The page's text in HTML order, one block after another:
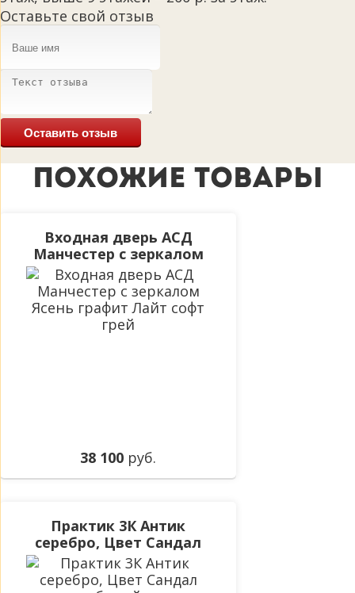
Оставьте свой отзыв
Оставить отзыв
ПОХОЖИЕ ТОВАРЫ
Входная дверь АСД
Манчестер с зеркалом
Ясень графит Лайт софт
грей
38 100 руб.
Практик 3К Антик
серебро, Цвет Сандал
белый